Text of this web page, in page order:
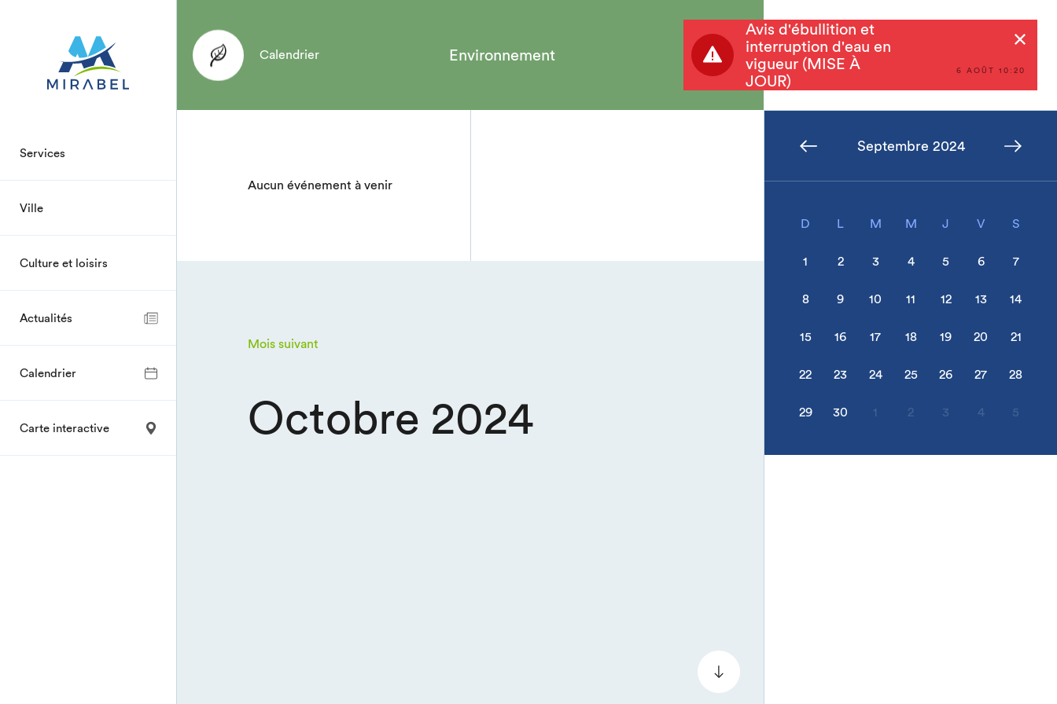
Services
Ville
Culture et loisirs
Actualités
Calendrier
Carte interactive
6 AOÛT 10:20
Avis d'ébullition et
interruption d'eau en
vigueur (MISE À
JOUR)
Calendrier Environnement
Aucun événement à venir
Mois suivant
Octobre 2024
Septembre 2024
D L M M J V S
1 2 3 4 5 6 7
8 9 10 11 12 13 14
15 16 17 18 19 20 21
22 23 24 25 26 27 28
29 30 1 2 3 4 5